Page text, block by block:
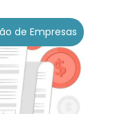
de Empresas